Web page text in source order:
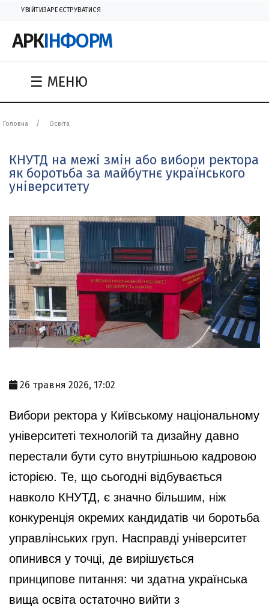
УВІЙТИЗАРЕЄСТРУВАТИСЯ
АРКІНФОРМ
☰ МЕНЮ
Головна Освіта
КНУТД на межі змін або вибори ректора
як боротьба за майбутнє українського
університету
26 травня 2026, 17:02
Вибори ректора у Київському національному
університеті технологій та дизайну давно
перестали бути суто внутрішньою кадровою
історією. Те, що сьогодні відбувається
навколо КНУТД, є значно більшим, ніж
конкуренція окремих кандидатів чи боротьба
управлінських груп. Насправді університет
опинився у точці, де вирішується
принципове питання: чи здатна українська
вища освіта остаточно вийти з